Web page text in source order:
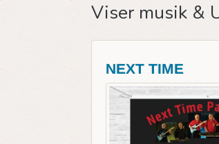
Viser musik &
NEXT TIME